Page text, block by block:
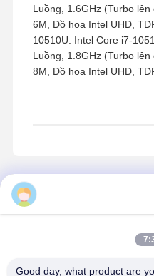
5405U: Intel Pentium Gold
4 Luồng, 2.3GHz, Bộ nhớ
610, TDP: 15W.
8260U: Intel Core i5-
Luồng, 1.6GHz (Turbo lên
4M, Đồ họa Intel UHD,
10210U: Intel Core i5-
Luồng, 1.6GHz (Turbo
10510U: Intel Core i7-
Good day, what product are